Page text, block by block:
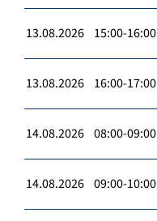
13.08.2026 15:00-16:00
13.08.2026 16:00-17:00
14.08.2026 08:00-09:00
14.08.2026 09:00-10:00